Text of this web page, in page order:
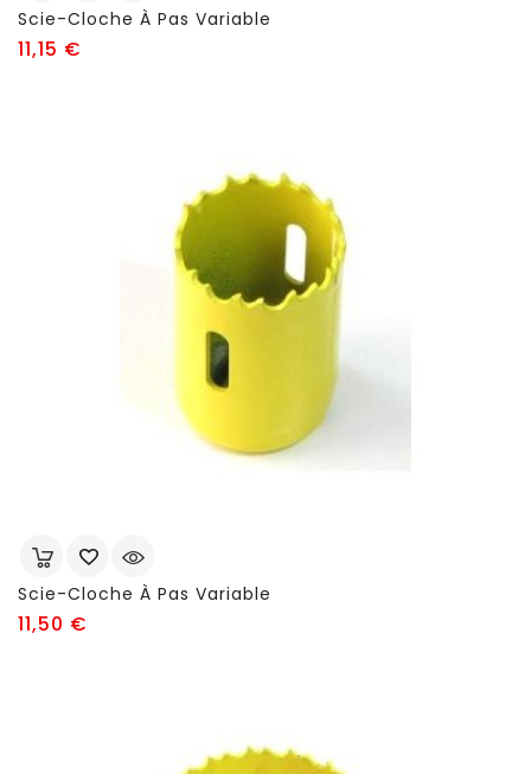
Scie-Cloche À Pas Variable
11,15 €
Scie-Cloche À Pas Variable
11,50 €